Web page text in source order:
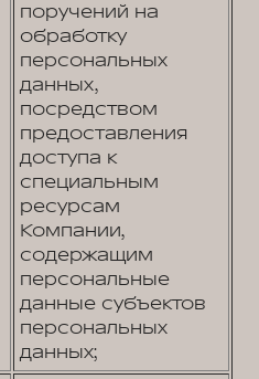
поручений на
обработку
персональных
данных,
посредством
предоставления
доступа к
специальным
ресурсам
Компании,
содержащим
персональные
данные субъектов
персональных
данных;